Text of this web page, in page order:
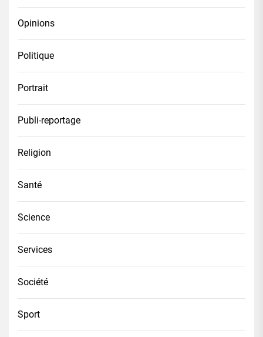
Opinions
Politique
Portrait
Publi-reportage
Religion
Santé
Science
Services
Société
Sport